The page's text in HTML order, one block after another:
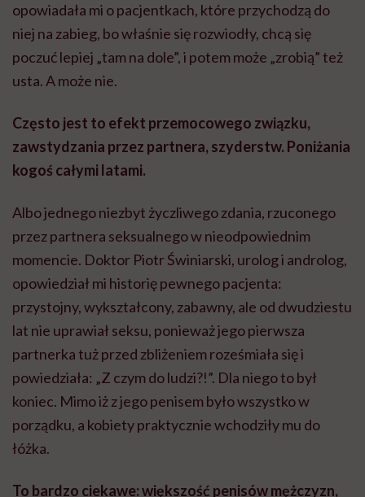
opowiadała mi o pacjentkach, które przychodzą do
niej na zabieg, bo właśnie się rozwiodły, chcą się
poczuć lepiej „tam na dole”, i potem może „zrobią” też
usta. A może nie.
Często jest to efekt przemocowego związku,
zawstydzania przez partnera, szyderstw. Poniżania
kogoś całymi latami.
Albo jednego niezbyt życzliwego zdania, rzuconego
przez partnera seksualnego w nieodpowiednim
momencie. Doktor Piotr Świniarski, urolog i androlog,
opowiedział mi historię pewnego pacjenta:
przystojny, wykształcony, zabawny, ale od dwudziestu
lat nie uprawiał seksu, ponieważ jego pierwsza
partnerka tuż przed zbliżeniem roześmiała się i
powiedziała: „Z czym do ludzi?!”. Dla niego to był
koniec. Mimo iż z jego penisem było wszystko w
porządku, a kobiety praktycznie wchodziły mu do
łóżka.
To bardzo ciekawe: większość penisów mężczyzn,